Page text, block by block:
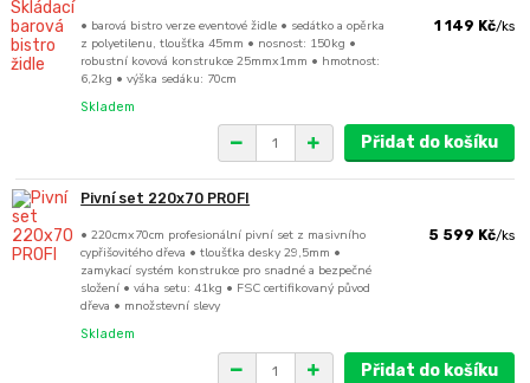
• barová bistro verze eventové židle • sedátko a opěrka
z polyetilenu, tloušťka 45mm • nosnost: 150kg •
robustní kovová konstrukce 25mmx1mm • hmotnost:
6,2kg • výška sedáku: 70cm
1 149 Kč/ks
Skladem
Přidat do košíku
Pivní set 220x70 PROFI
• 220cmx70cm profesionální pivní set z masivního
cypřišovitého dřeva • tloušťka desky 29,5mm •
zamykací systém konstrukce pro snadné a bezpečné
složení • váha setu: 41kg • FSC certifikovaný původ
dřeva • množstevní slevy
5 599 Kč/ks
Skladem
Přidat do košíku